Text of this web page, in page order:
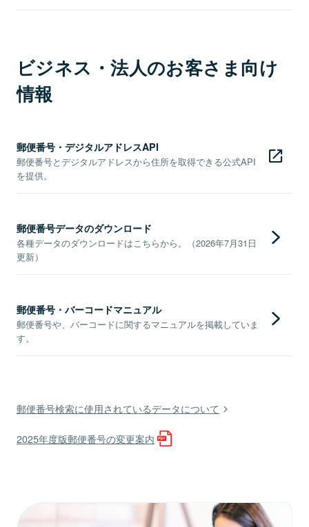
ビジネス・法人のお客さま向け
情報
郵便番号・デジタルアドレスAPI
郵便番号とデジタルアドレスから住所を取得できる公式API
を提供。
郵便番号データのダウンロード
各種データのダウンロードはこちらから。（2026年7月31日
更新）
郵便番号・バーコードマニュアル
郵便番号や、バーコードに関するマニュアルを掲載していま
す。
郵便番号検索に使用されているデータについて
2025年度版郵便番号の変更案内